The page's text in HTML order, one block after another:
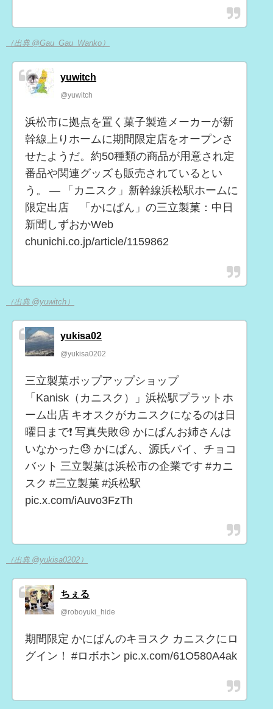
（出典 @Gau_Gau_Wanko）
yuwitch
@yuwitch
浜松市に拠点を置く菓子製造メーカーが新
幹線上りホームに期間限定店をオープンさ
せたようだ。約50種類の商品が用意され定
番品や関連グッズも販売されているとい
う。 — 「カニスク」新幹線浜松駅ホームに
限定出店 「かにぱん」の三立製菓：中日
新聞しずおかWeb
chunichi.co.jp/article/1159862
（出典 @yuwitch）
yukisa02
@yukisa0202
三立製菓ポップアップショップ
「Kanisk（カニスク）」浜松駅プラットホ
ーム出店 キオスクがカニスクになるのは日
曜日まで❗ 写真失敗😢 かにぱんお姉さんは
いなかった😓 かにぱん、源氏パイ、チョコ
バット 三立製菓は浜松市の企業です #カニ
スク #三立製菓 #浜松駅
pic.x.com/iAuvo3FzTh
（出典 @yukisa0202）
ちぇる
@roboyuki_hide
期間限定 かにぱんのキヨスク カニスクにロ
グイン！ #ロボホン pic.x.com/61O580A4ak